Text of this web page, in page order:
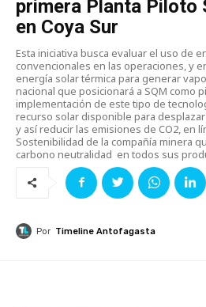
primera Planta Piloto
en Coya Sur
Esta iniciativa busca evaluar el uso de
convencionales en las operaciones, y
energía solar térmica para generar
nacional que posicionará a SQM como
implementación de este tipo de
recurso solar disponible para
y así reducir las emisiones de CO2, en
Sostenibilidad de la compañía minera
carbono neutralidad en todos sus
Por Timeline Antofagasta